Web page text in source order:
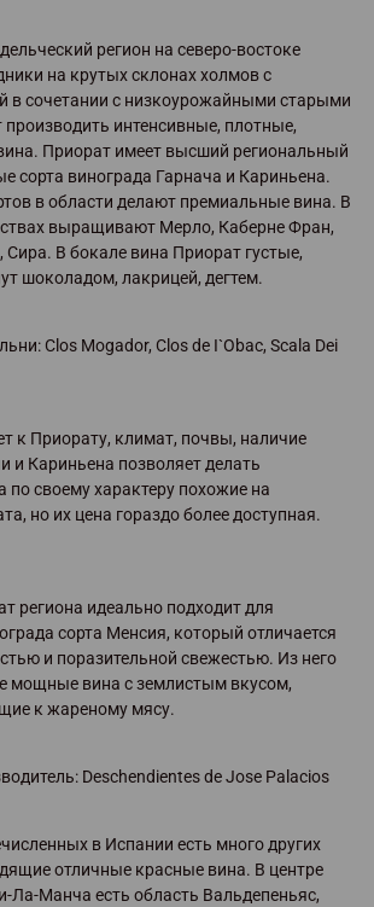
регион на северо-востоке
на крутых склонах холмов с
в сочетании с низкоурожайными старыми
интенсивные, плотные,
Приорат имеет высший региональный
сорта винограда Гарнача и Кариньена.
в области делают премиальные вина. В
выращивают Мерло, Каберне Фран,
Сира. В бокале вина Приорат густые,
шоколадом, лакрицей, дегтем.
Clos Mogador, Clos de I`Obac, Scala Dei
к Приорату, климат, почвы, наличие
и Кариньена позволяет делать
по своему характеру похожие на
но их цена гораздо более доступная.
региона идеально подходит для
сорта Менсия, который отличается
и поразительной свежестью. Из него
мощные вина с землистым вкусом,
к жареному мясу.
Deschendientes de Jose Palacios
в Испании есть много других
отличные красные вина. В центре
Ла-Манча есть область Вальдепеньяс,